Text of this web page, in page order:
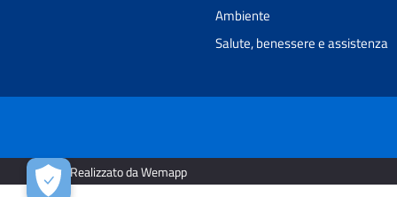
Ambiente
Salute, benessere e assistenza
2026 | Realizzato da Wemapp